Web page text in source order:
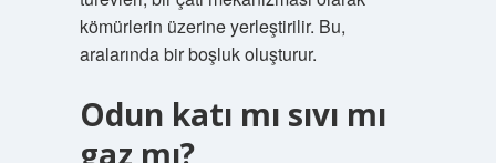
kömürlerin üzerine yerleştirilir. Bu,
aralarında bir boşluk oluşturur.
Odun katı mı sıvı mı
gaz mı?